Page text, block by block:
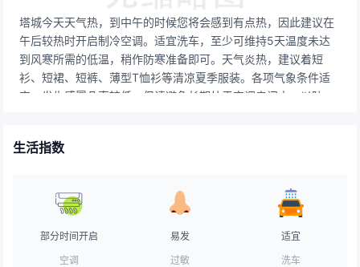
塔城今天天气热，到中午的时候您将会感到有点热，因此建议在
午后较热时开启制冷空调。适宜洗车，至少可维持5天温度未达
到风寒所需的低温，稍作防寒准备即可。天气炎热，建议着短
衫、短裙、短裤、薄型T恤衫等清凉夏季服装。各项气象条件适
宜，发生感冒几率较低。但请避免长期处于空调房间中，以防感
扩散和清除无明显影响。天气较好，路面干燥，交通气象条件良
但天气稍热，会对垂钓产生一定的影响。酷暑炎炎，尽量避免在
上午10点至下午2点外出。天气炎热，用防脱水防晒指数高的化
生活指数
部分时间开启
空调
易发
过敏
适宜
洗车